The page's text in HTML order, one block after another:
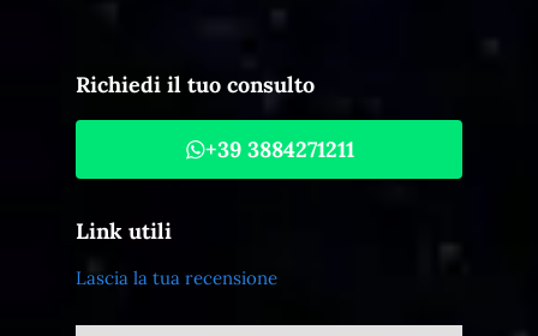
Richiedi il tuo consulto
+39 3884271211
Link utili
Lascia la tua recensione